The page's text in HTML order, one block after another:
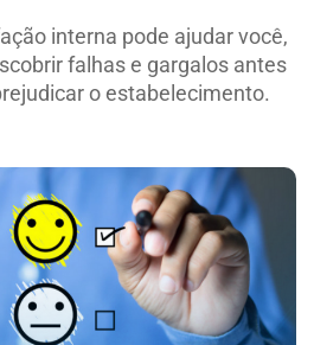
interna pode ajudar você,
falhas e gargalos antes
o estabelecimento.